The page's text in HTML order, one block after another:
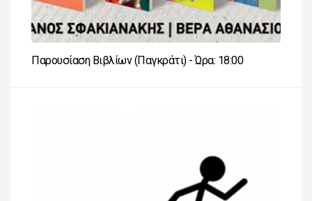
Παρουσίαση Βιβλίων (Παγκράτι) - Ώρα: 18:00